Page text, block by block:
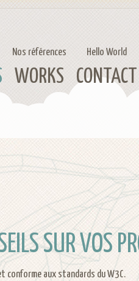
Nos références
WORKS
Hello World
CONTACT
SUR VOS
aux standards du W3C.